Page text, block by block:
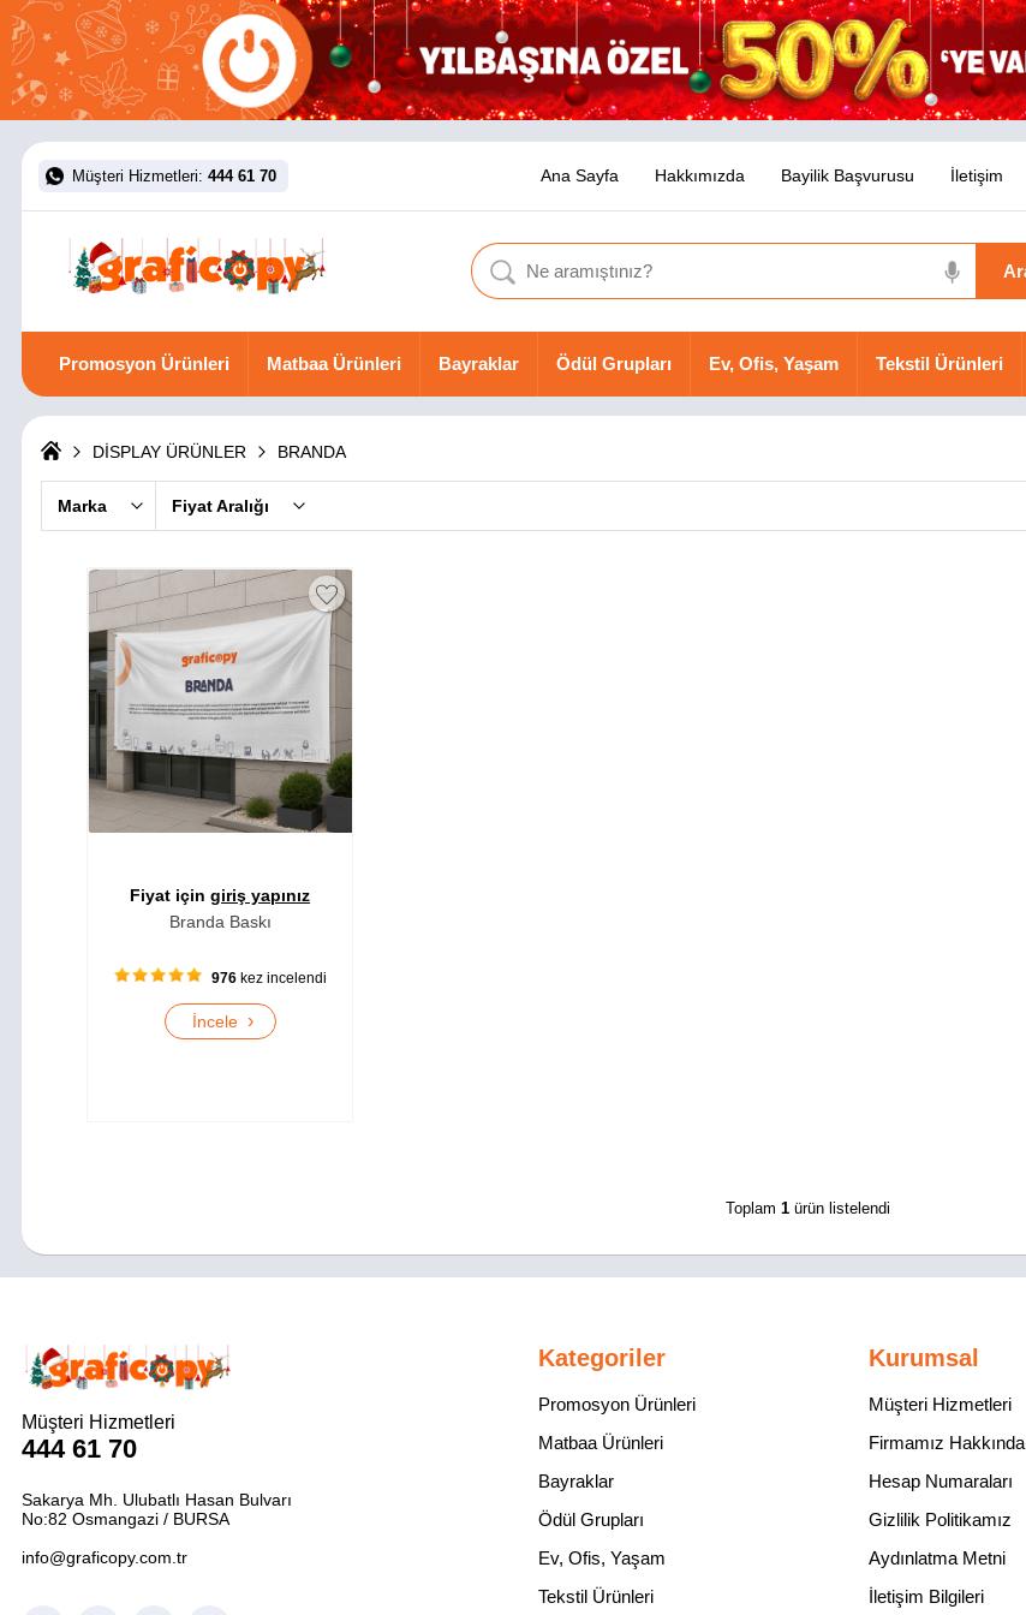
Müşteri Hizmetleri: 444 61 70 Ana Sayfa Hakkımızda Bayilik Başvurusu İletişim
Promosyon Ürünleri Matbaa Ürünleri Bayraklar Ödül Grupları Ev, Ofis, Yaşam Tekstil Ürünleri
DİSPLAY ÜRÜNLER BRANDA
Marka Fiyat Aralığı
Fiyat için giriş yapınız
Branda Baskı
976kez incelendi
İncele ›
Toplam 1ürün listelendi
Müşteri Hizmetleri
444 61 70
Sakarya Mh. Ulubatlı Hasan Bulvarı
No:82 Osmangazi / BURSA
info@graficopy.com.tr
Kategoriler Kurumsal
Promosyon Ürünleri
Matbaa Ürünleri
Bayraklar
Ödül Grupları
Ev, Ofis, Yaşam
Tekstil Ürünleri
Müşteri Hizmetleri
Firmamız Hakkında
Hesap Numaraları
Gizlilik Politikamız
Aydınlatma Metni
İletişim Bilgileri